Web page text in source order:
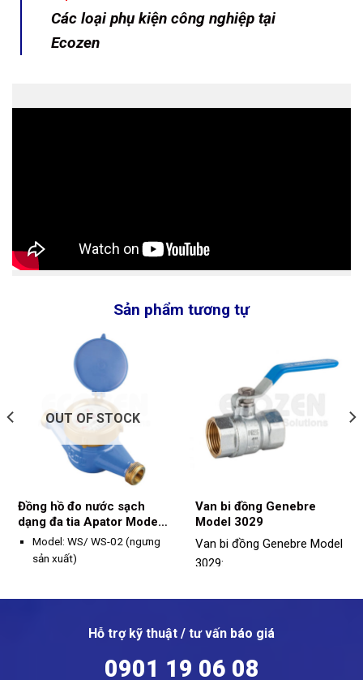
Các loại phụ kiện công nghiệp tại
Ecozen
Sản phẩm tương tự
OUT OF STOCK
Đồng hồ đo nước sạch
dạng đa tia Apator Model
WS/ WS-02
Model: WS/ WS-02 (ngưng
sản xuất)
Nhiệt độ tối đa: 50°C
Van bi đồng Genebre
Model 3029
Van bi đồng Genebre Model
3029:
Seat: PTFE
Kết nối: Ren
Hỗ trợ kỹ thuật / tư vấn báo giá
0901 19 06 08